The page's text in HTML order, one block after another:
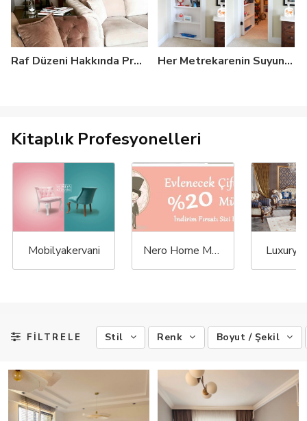
Raf Düzeni Hakkında Profesyonellerden Stil Önerileri Her Metrekarenin Suyunu Çıkarın: Kapı Üzerine Kitaplık Yapma Fikri
Kitaplık Profesyonelleri
Mobilyakervani Nero Home Mobilya Luxury
FİLTRELE Stil Renk Boyut / Şekil